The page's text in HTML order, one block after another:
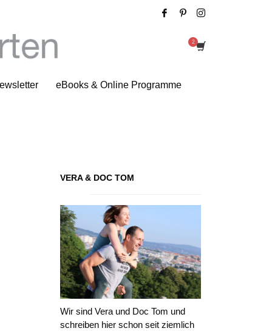
eBooks & Online Programme
Compression Tee
VERA & DOC TOM
Wir sind Vera und Doc Tom und
schreiben hier schon seit ziemlich